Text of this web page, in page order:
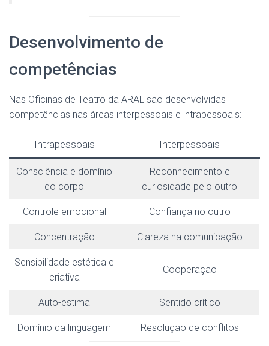
Desenvolvimento de
competências
Nas Oficinas de Teatro da ARAL são desenvolvidas
competências nas áreas interpessoais e intrapessoais:
Intrapessoais Interpessoais
Consciência e domínio
do corpo
Reconhecimento e
curiosidade pelo outro
Controle emocional Confiança no outro
Concentração Clareza na comunicação
Sensibilidade estética e
criativa
Cooperação
Auto-estima Sentido crítico
Domínio da linguagem Resolução de conflitos